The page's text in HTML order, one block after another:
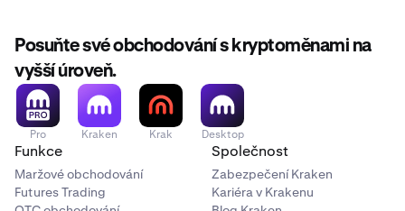
1 000 $ * 10% =
Posuňte své obchodování s kryptoměnami na
vyšší úroveň.
Pro Kraken Krak Desktop
Funkce
Maržové obchodování
Futures Trading
Společnost
Zabezpečení Kraken
Kariéra v Krakenu